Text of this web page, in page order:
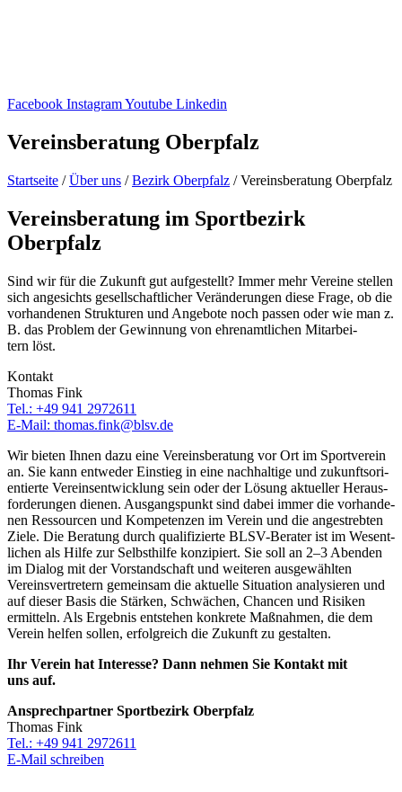
Facebook InstagramYoutube Linkedin
Vereins­be­ra­tung Oberpfalz
Start­seite /Über uns /Bezirk Ober­pfalz /Vereins­be­ra­tung Oberpfalz
Vereins­be­ra­tung im Sport­be­zirk
Oberpfalz
Sind wir für die Zukunft gut aufge­stellt? Immer mehr Vereine stel­len
sich ange­sichts gesell­schaft­li­cher Verän­de­run­gen diese Frage, ob die
vorhan­de­nen Struk­tu­ren und Ange­bote noch passen oder wie man z.
B. das Problem der Gewin­nung von ehren­amt­li­chen Mitar­bei­
tern löst.
Kontakt
Thomas Fink
Tel.: +49 941 2972611
E‑Mail: thomas.​fink@​blsv.​de
Wir bieten Ihnen dazu eine Vereins­be­ra­tung vor Ort im Sport­ver­ein
an. Sie kann entwe­der Einstieg in eine nach­hal­tige und zukunfts­ori­
en­tierte Vereins­ent­wick­lung sein oder der Lösung aktu­el­ler Heraus­
for­de­run­gen dienen. Ausgangs­punkt sind dabei immer die vorhan­de­
nen Ressour­cen und Kompe­ten­zen im Verein und die ange­streb­ten
Ziele. Die Bera­tung durch quali­fi­zierte BLSV-Bera­ter ist im Wesent­
li­chen als Hilfe zur Selbst­hilfe konzi­piert. Sie soll an 2–3 Aben­den
im Dialog mit der Vorstand­schaft und weite­ren ausge­wähl­ten
Vereins­ver­tre­tern gemein­sam die aktu­elle Situa­tion analy­sie­ren und
auf dieser Basis die Stär­ken, Schwä­chen, Chan­cen und Risi­ken
ermit­teln. Als Ergeb­nis entste­hen konkrete Maßnah­men, die dem
Verein helfen sollen, erfolg­reich die Zukunft zu gestalten.
Ihr Verein hat Inter­esse? Dann nehmen Sie Kontakt mit
uns auf.
Ansprech­part­ner Sport­be­zirk Oberpfalz
Thomas Fink
Tel.: +49 941 2972611
E‑Mail schrei­ben